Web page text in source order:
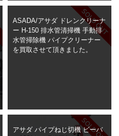
ASADA/アサダ ドレンクリーナ
ー H-150 排水管清掃機 手動排
水管掃除機 パイプクリーナー
を買取させて頂きました。
アサダ パイプねじ切機 ビーバ
> 骨董品・古美術品の査定
> 新着情報
> お問い合わせ